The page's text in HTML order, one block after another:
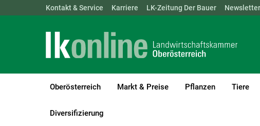
Landwirtschaftskammern: ÖSTERREICH BGLD KTN NÖ
Kontakt & Service Karriere LK-Zeitung Der Bauer Newsletter
Oberösterreich Markt & Preise Pflanzen Tiere
Diversifizierung
LK Oberösterreich Förderungen